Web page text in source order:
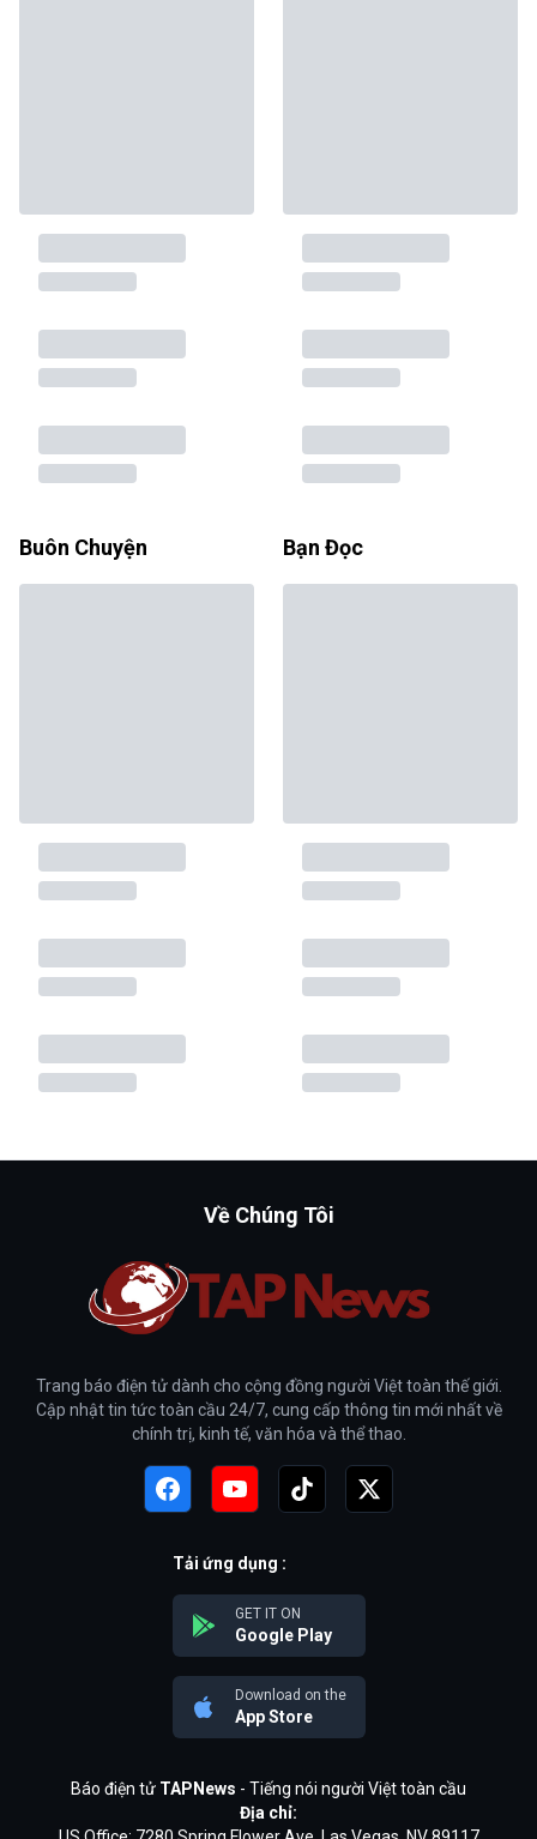
Buôn Chuyện Bạn Đọc
Về Chúng Tôi
Trang báo điện tử dành cho cộng đồng người Việt toàn thế giới.
Cập nhật tin tức toàn cầu 24/7, cung cấp thông tin mới nhất về
chính trị, kinh tế, văn hóa và thể thao.
Tải ứng dụng :
GET IT ON
Google Play
Download on the
App Store
Báo điện tử TAPNews - Tiếng nói người Việt toàn cầu
Địa chỉ: